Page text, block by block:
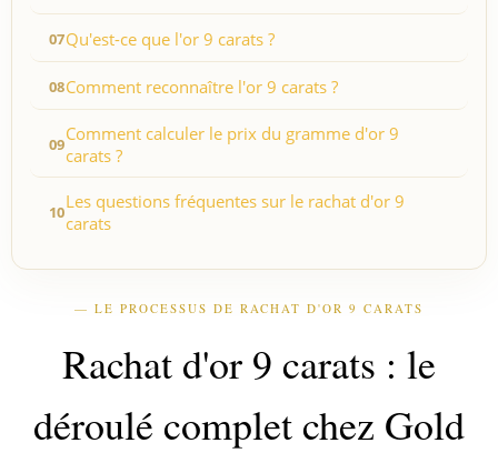
Qu'est-ce que l'or 9 carats ?
Comment reconnaître l'or 9 carats ?
Comment calculer le prix du gramme d'or 9
carats ?
Les questions fréquentes sur le rachat d'or 9
carats
— LE PROCESSUS DE RACHAT D'OR 9 CARATS
Rachat d'or 9 carats : le
déroulé complet chez Gold